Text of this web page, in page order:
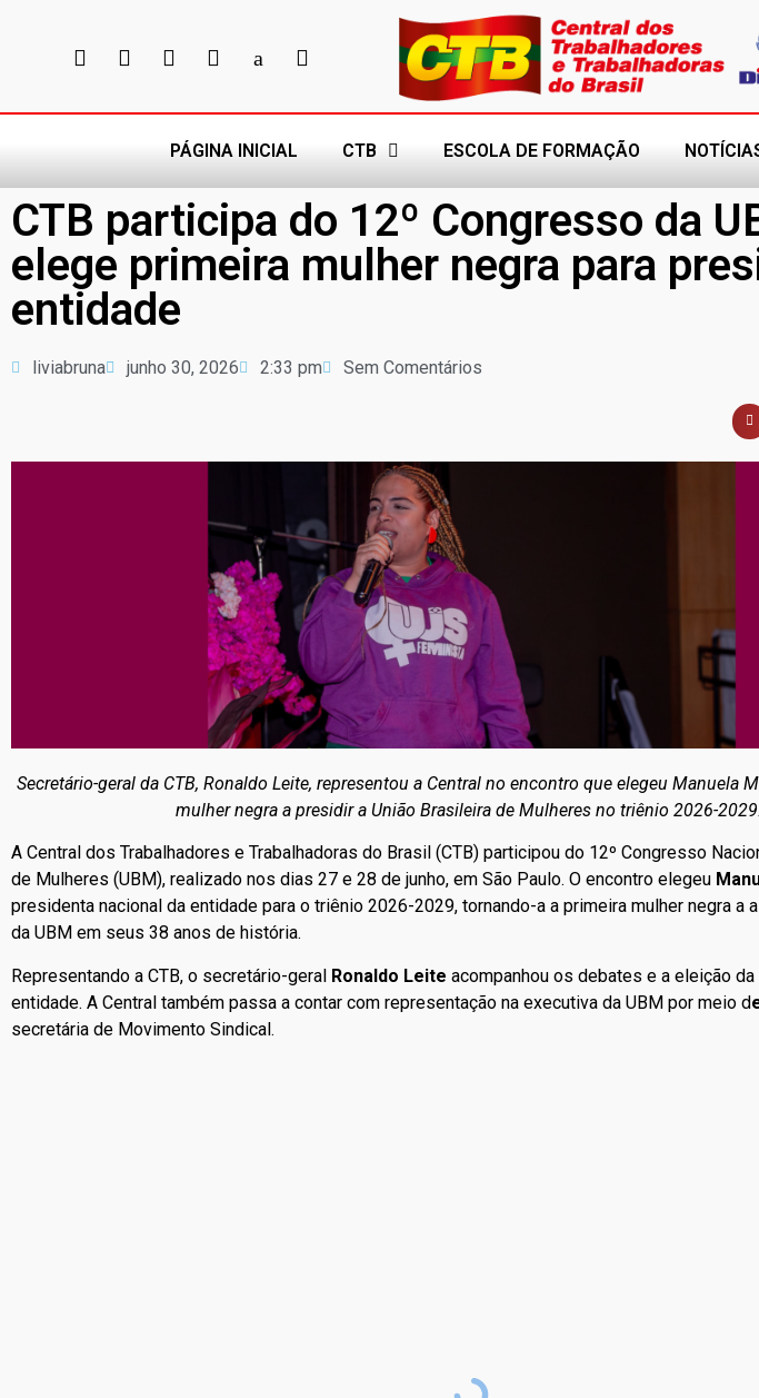
PÁGINA INICIAL CTB ESCOLA DE FORMAÇÃO
CTB participa do 12º Congresso da
elege primeira mulher negra para
entidade
liviabruna junho 30, 2026 2:33 pm Sem Comentários
Secretário-geral da CTB, Ronaldo Leite, representou a Central no encontro que elegeu Manuela
mulher negra a presidir a União Brasileira de Mulheres no triênio 2026-2029.
A Central dos Trabalhadores e Trabalhadoras do Brasil (CTB) participou do 12º Congresso
de Mulheres (UBM), realizado nos dias 27 e 28 de junho, em São Paulo. O encontro elegeu
presidenta nacional da entidade para o triênio 2026-2029, tornando-a a primeira mulher negra a
da UBM em seus 38 anos de história.
Representando a CTB, o secretário-geral Ronaldo Leite acompanhou os debates e a eleição
entidade. A Central também passa a contar com representação na executiva da UBM por meio d
secretária de Movimento Sindical.